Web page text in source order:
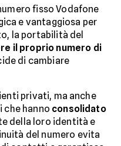
fisso Vodafone
e vantaggiosa per
la portabilità del
il proprio numero di
di cambiare
privati, ma anche
che hanno consolidato
della loro identità e
del numero evita